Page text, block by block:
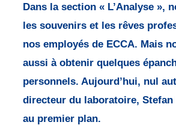
Dans la section « L’Analyse »,
les souvenirs et les rêves
nos employés de ECCA. Mais
aussi à obtenir quelques
personnels. Aujourd’hui, nul
directeur du laboratoire, Stefan
au premier plan.